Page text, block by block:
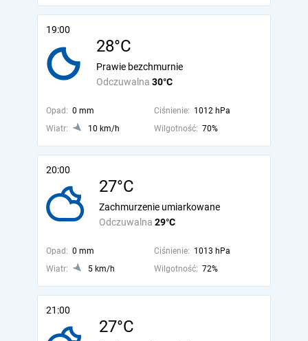
19:00
28°C
Odczuwalna 30°C
Prawie bezchmurnie
Opad: 0 mm Ciśnienie: 1012 hPa
Wiatr:
10 km/h Wilgotność: 70%
20:00
27°C
Odczuwalna 29°C
Zachmurzenie umiarkowane
Opad: 0 mm Ciśnienie: 1013 hPa
Wiatr:
5 km/h Wilgotność: 72%
21:00
27°C